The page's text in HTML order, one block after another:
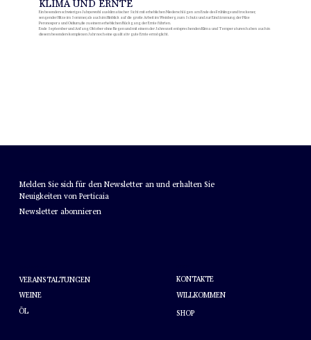
Ein besonders schwieriges Jahr, sowohl aus klimatischer Sicht mit erheblichen Niederschlägen am Ende des Frühlings und trockener,
sengender Hitze im Sommer, als auch im Hinblick auf die große Arbeit im Weinberg zum Schutz und zur Eindämmung der Pilze
Peronospora und Oidium, die zu einem erheblichen Rückgang der Ernte führten.
Ende September und Anfang Oktober ohne Regen und mit einem der Jahreszeit entsprechenden Klima und Temperaturen haben auch in
diesem besonders komplexen Jahr noch eine qualitativ gute Ernte ermöglicht.
Melden Sie sich für den Newsletter an und erhalten Sie
Neuigkeiten von Perticaia
Newsletter abonnieren
VERANSTALTUNGEN
WEINE
ÖL
KONTAKTE
WILLKOMMEN
SHOP